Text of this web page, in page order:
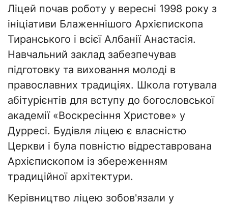
Ліцей почав роботу у вересні 1998 року з
ініціативи Блаженнішого Архієпископа
Тиранського і всієї Албанії Анастасія.
Навчальний заклад забезпечував
підготовку та виховання молоді в
православних традиціях. Школа готувала
абітурієнтів для вступу до богословської
академії «Воскресіння Христове» у
Дурресі. Будівля ліцею є власністю
Церкви і була повністю відреставрована
Архієпископом із збереженням
традиційної архітектури.
Керівництво ліцею зобов'язали у